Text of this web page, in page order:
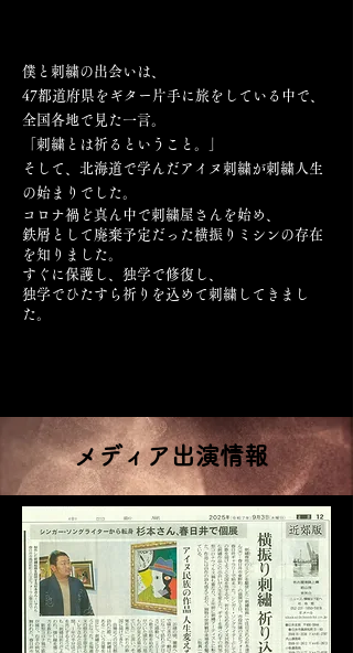
僕と刺繍の出会いは、
47都道府県をギター片手に旅をしている中で、
全国各地で見た一言。
「刺繍とは祈るということ。」
そして、北海道で学んだアイヌ刺繍が刺繍人生
の始まりでした。
コロナ禍ど真ん中で刺繍屋さんを始め、
鉄屑として廃棄予定だった横振りミシンの存在
を知りました。
すぐに保護し、独学で修復し、
独学でひたすら祈りを込めて刺繍してきまし
た。
メディア出演情報